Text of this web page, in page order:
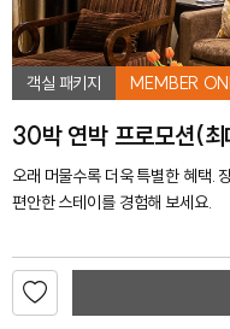
객실 패키지 MEMBER
30박 연박 프로모션(
오래 머물수록 더욱 특별한 혜택.
편안한 스테이를 경험해 보세요.